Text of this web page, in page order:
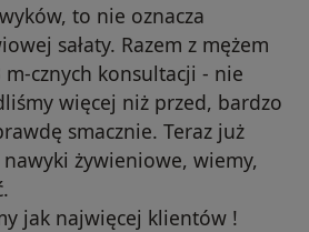
to nie oznacza
sałaty. Razem z mężem
m-cznych konsultacji - nie
więcej niż przed, bardzo
smacznie. Teraz już
żywieniowe, wiemy,
jak najwięcej klientów !